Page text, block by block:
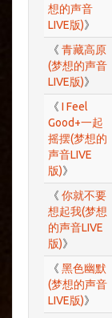
想的声音
LIVE版)》
《 青藏高原
(梦想的声音
LIVE版)》
《 I Feel
Good+一起
摇摆(梦想的
声音LIVE
版)》
《 你就不要
想起我(梦想
的声音LIVE
版)》
《 黑色幽默
(梦想的声音
LIVE版)》